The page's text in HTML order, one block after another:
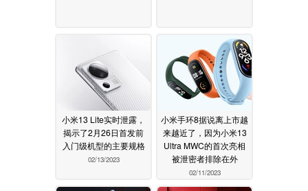
小米13 Lite实时泄露，
揭示了2月26日首发前
入门级机型的主要规格
02/13/2023
小米手环8据说离上市越
来越近了，因为小米13
Ultra MWC的首次亮相
被泄密者排除在外
02/11/2023